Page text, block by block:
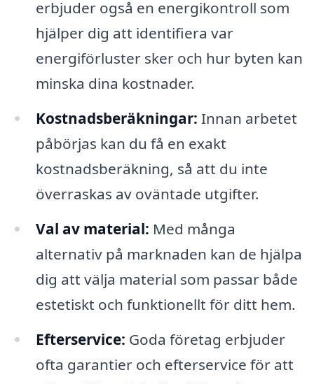
erbjuder også en energikontroll som
hjälper dig att identifiera var
energiförluster sker och hur byten kan
minska dina kostnader.
Kostnadsberäkningar: Innan arbetet
påbörjas kan du få en exakt
kostnadsberäkning, så att du inte
överraskas av oväntade utgifter.
Val av material: Med många
alternativ på marknaden kan de hjälpa
dig att välja material som passar både
estetiskt och funktionellt för ditt hem.
Efterservice: Goda företag erbjuder
ofta garantier och efterservice för att